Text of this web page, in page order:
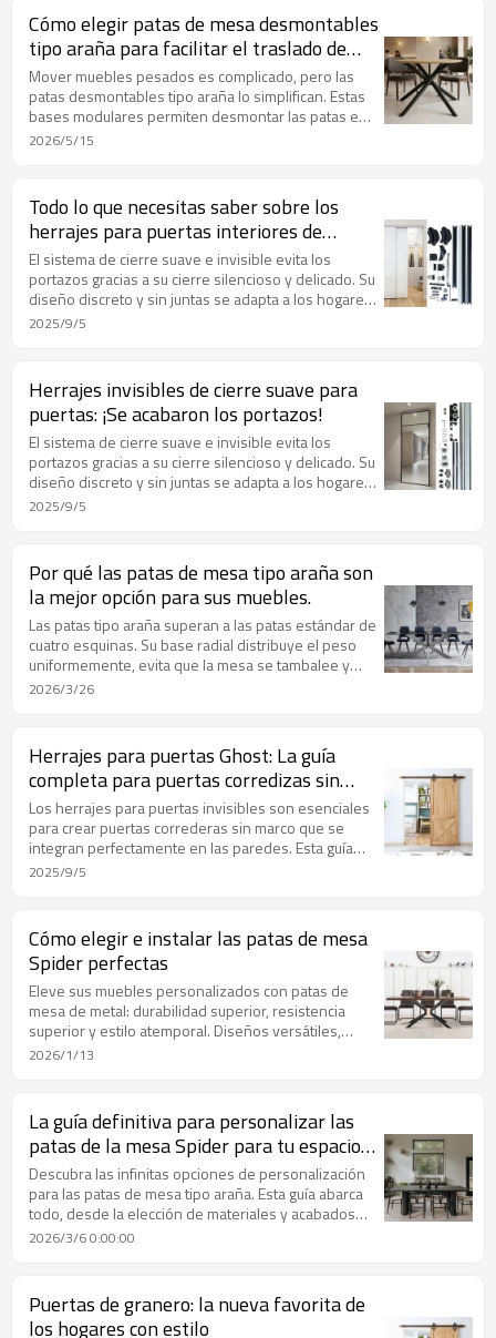
de calidad también prolongan su vida útil,
proporcionando un uso estable y seguro tanto en el
hogar como en la oficina.
Cómo elegir patas de mesa desmontables
tipo araña para facilitar el traslado de
muebles.
Mover muebles pesados es complicado, pero las
patas desmontables tipo araña lo simplifican. Estas
bases modulares permiten desmontar las patas en
minutos, haciendo que la mesa sea ligera y fácil de
robusta construcción metálica con un elegante
diseño moderno. De rápida instalación y gran
durabilidad, son la solución ideal para mover
muebles fácilmente sin sacrificar estilo ni estabilidad.
2026/5/15
Todo lo que necesitas saber sobre los
herrajes para puertas interiores de
autobuses
El sistema de cierre suave e invisible evita los
portazos gracias a su cierre silencioso y delicado. Su
diseño discreto y sin juntas se adapta a los hogares
modernos. Resistente, estable y fácil de instalar,
tranquilidad.
2025/9/5
Herrajes invisibles de cierre suave para
puertas: ¡Se acabaron los portazos!
El sistema de cierre suave e invisible evita los
portazos gracias a su cierre silencioso y delicado. Su
diseño discreto y sin juntas se adapta a los hogares
modernos. Resistente, estable y fácil de instalar,
tranquilidad.
2025/9/5
Por qué las patas de mesa tipo araña son
la mejor opción para sus muebles.
Las patas tipo araña superan a las patas estándar de
cuatro esquinas. Su base radial distribuye el peso
uniformemente, evita que la mesa se tambalee y
libera espacio para las piernas en mesas y
La mayoría cuenta con pies ajustables para suelos
irregulares. Se adaptan a estilos industriales, de
mediados de siglo y modernos, con acabados
versátiles. Fáciles de instalar, de bajo mantenimiento
y du
2026/3/26
Herrajes para puertas Ghost: La guía
completa para puertas corredizas sin
marco y de funcionamiento suave.
Los herrajes para puertas invisibles son esenciales
para crear puertas correderas sin marco que se
integran perfectamente en las paredes. Esta guía
abarca las principales ventajas, los componentes
invisibles de alta gama. Ideales para propietarios,
diseñadores y aficionados al bricolaje, los herrajes
para puertas invisibles de Wekis ofrecen eficiencia,
funcionamiento silencioso y una construcción
duradera,
2025/9/5
Cómo elegir e instalar las patas de mesa
Spider perfectas
Eleve sus muebles personalizados con patas de
mesa de metal: durabilidad superior, resistencia
superior y estilo atemporal. Diseños versátiles,
modernos, industriales y con diseño de horquilla.
madera, vidrio o piedra.
2026/1/13
La guía definitiva para personalizar las
patas de la mesa Spider para tu espacio
único
Descubra las infinitas opciones de personalización
para las patas de mesa tipo araña. Esta guía abarca
todo, desde la elección de materiales y acabados
hasta el tamaño y el diseño estructural, para
materiales como acero o aluminio, y acabados como
el recubrimiento en polvo perfectos para combinar
con su decoración y dar soporte a cualquier tablero,
2026/3/6 0:00:00
Puertas de granero: la nueva favorita de
los hogares con estilo